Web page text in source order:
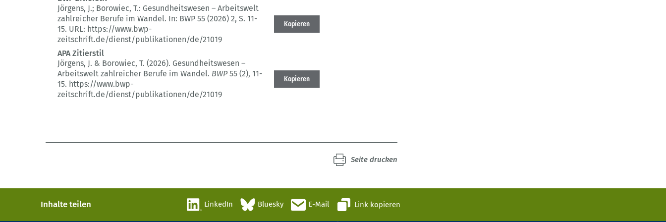
Jörgens, J.; Borowiec, T.: Gesundheitswesen – Arbeitswelt
zahlreicher Berufe im Wandel. In: BWP 55 (2026) 2, S. 11-
15. URL: https://www.bwp-
zeitschrift.de/dienst/publikationen/de/21019
Kopieren
APA Zitierstil
Jörgens, J. & Borowiec, T. (2026). Gesundheitswesen –
Arbeitswelt zahlreicher Berufe im Wandel. BWP55 (2), 11-
15. https://www.bwp-
zeitschrift.de/dienst/publikationen/de/21019
Kopieren
Seite drucken
Inhalte teilen LinkedIn Bluesky E-Mail Link kopieren